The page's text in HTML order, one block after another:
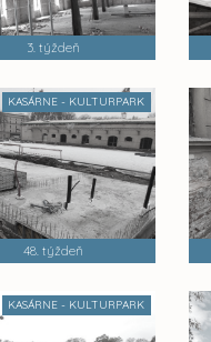
3. týždeň
KASÁRNE - KULTURPARK
48. týždeň
KASÁRNE - KULTURPARK